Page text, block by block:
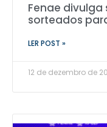
Fenae
sorteados
LER POST »
12 de dezembro de